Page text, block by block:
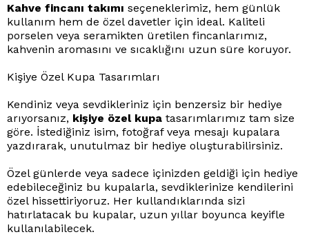
Kahve fincanı takımı seçeneklerimiz, hem günlük
kullanım hem de özel davetler için ideal. Kaliteli
porselen veya seramikten üretilen fincanlarımız,
kahvenin aromasını ve sıcaklığını uzun süre koruyor.
Kişiye Özel Kupa Tasarımları
Kendiniz veya sevdikleriniz için benzersiz bir hediye
arıyorsanız, kişiye özel kupa tasarımlarımız tam size
göre. İstediğiniz isim, fotoğraf veya mesajı kupalara
yazdırarak, unutulmaz bir hediye oluşturabilirsiniz.
Özel günlerde veya sadece içinizden geldiği için hediye
edebileceğiniz bu kupalarla, sevdiklerinize kendilerini
özel hissettiriyoruz. Her kullandıklarında sizi
hatırlatacak bu kupalar, uzun yıllar boyunca keyifle
kullanılabilecek.